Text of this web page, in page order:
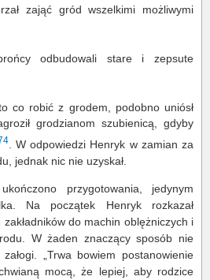
zająć gród wszelkimi możliwymi
odbudowali stare i zepsute
co robić z grodem, podobno uniósł
grodzianom szubienicą, gdyby
. W odpowiedzi Henryk w zamian za
jednak nic nie uzyskał.
przygotowania, jedynym
Na początek Henryk rozkazał
do machin oblężniczych i
W żaden znaczący sposób nie
„Trwa bowiem postanowienie
mocą, że lepiej, aby rodzice